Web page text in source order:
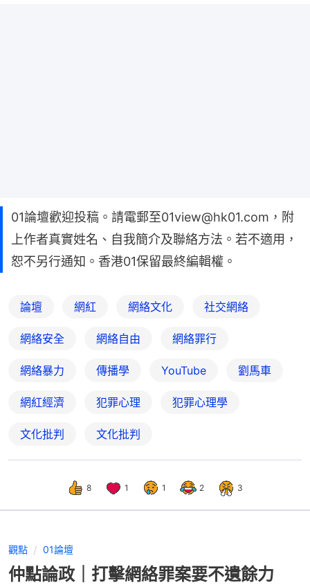
01論壇歡迎投稿。請電郵至01view@hk01.com，附
上作者真實姓名、自我簡介及聯絡方法。若不適用，
恕不另行通知。香港01保留最終編輯權。
論壇 網紅 網絡文化 社交網絡
網絡安全 網絡自由 網絡罪行
網絡暴力 傳播學 YouTube 劉馬車
網紅經濟 犯罪心理 犯罪心理學
文化批判 文化批判
8 1 1 2 3
觀點 01論壇
仲點論政｜打擊網絡罪案要不遺餘力